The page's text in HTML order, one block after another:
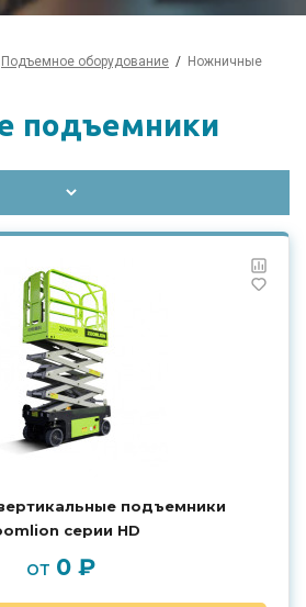
Подъемное оборудование
Ножничные
подъемники
подъемники
серии HD
от 0 ₽